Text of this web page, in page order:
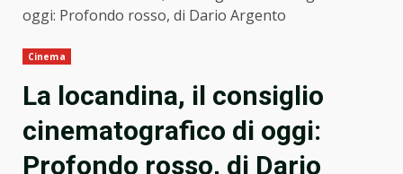
oggi: Profondo rosso, di Dario Argento
Cinema
La locandina, il consiglio
cinematografico di oggi:
Profondo rosso, di Dario